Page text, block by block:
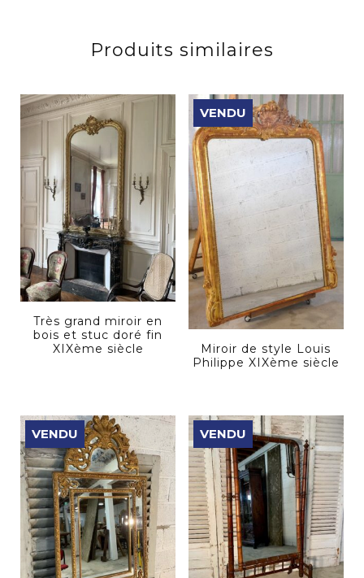
Produits similaires
Très grand miroir en
bois et stuc doré fin
XIXème siècle
VENDU
Miroir de style Louis
Philippe XIXème siècle
VENDU VENDU